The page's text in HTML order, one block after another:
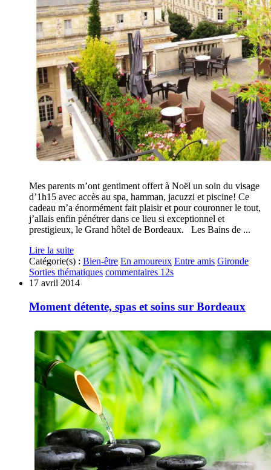
Mes parents m’ont gentiment offert à Noël un soin du visage
d’1h15 avec accès au spa, hamman, jacuzzi et piscine! Ce
cadeau m’a énormément fait plaisir et pour couronner le tout,
j’allais enfin pénétrer dans ce lieu si exceptionnel et
prestigieux, le Grand hôtel de Bordeaux. Les Bains de ...
Lire la suite
Catégorie(s) : Bien-être En amoureux Entre amis Gironde
Sorties thématiques commentaires 12s
17 avril 2014
Moment détente, spas et soins sur Bordeaux